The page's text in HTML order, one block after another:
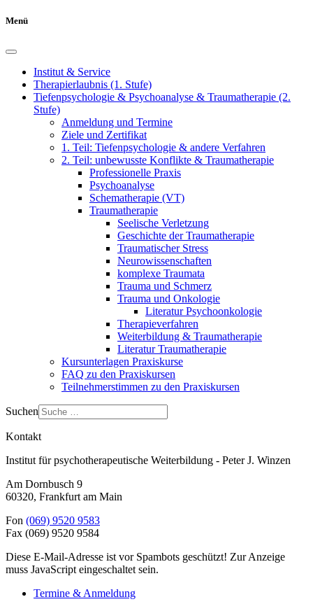
Menü
Institut & Service
Therapierlaubnis (1. Stufe)
Tiefenpsychologie & Psychoanalyse & Traumatherapie (2.
Stufe)
Anmeldung und Termine
Ziele und Zertifikat
1. Teil: Tiefenpsychologie & andere Verfahren
2. Teil: unbewusste Konflikte & Traumatherapie
Professionelle Praxis
Psychoanalyse
Schematherapie (VT)
Traumatherapie
Seelische Verletzung
Geschichte der Traumatherapie
Traumatischer Stress
Neurowissenschaften
komplexe Traumata
Trauma und Schmerz
Trauma und Onkologie
Literatur Psychoonkologie
Therapieverfahren
Weiterbildung & Traumatherapie
Literatur Traumatherapie
Kursunterlagen Praxiskurse
FAQ zu den Praxiskursen
Teilnehmerstimmen zu den Praxiskursen
Suchen
Kontakt
Institut für psychotherapeutische Weiterbildung - Peter J. Winzen
Am Dornbusch 9
60320, Frankfurt am Main
Fon (069) 9520 9583
Fax (069) 9520 9584
Diese E-Mail-Adresse ist vor Spambots geschützt! Zur Anzeige
muss JavaScript eingeschaltet sein.
Termine & Anmeldung